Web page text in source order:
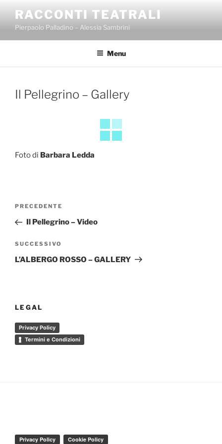
contenuto
RACCONTI TEATRALI
Pierpaolo Palladino – Alessia Sambrini
Menu
Il Pellegrino – Gallery
Foto di Barbara Ledda
Navigazione
Articolo
precedente:
PRECEDENTE
Il Pellegrino – Video
Articolo
successivo
SUCCESSIVO
L’ALBERGO ROSSO – GALLERY
LEGAL
Privacy Policy
Termini e Condizioni